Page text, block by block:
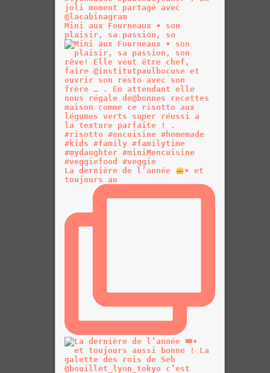
Mini aux Fourneaux • son
plaisir, sa passion, so
La dernière de l’année
• et
toujours au